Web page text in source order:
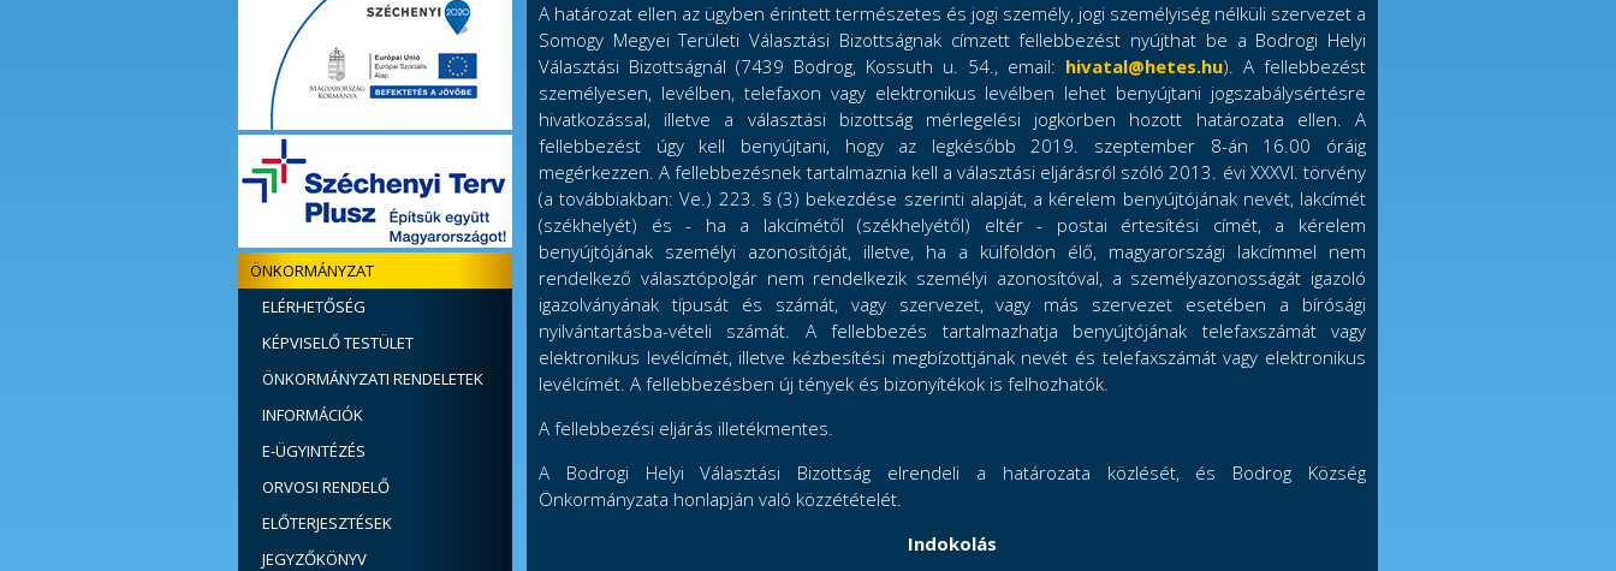
ÖNKORMÁNYZAT
ELÉRHETŐSÉG
KÉPVISELŐ TESTÜLET
ÖNKORMÁNYZATI RENDELETEK
INFORMÁCIÓK
E-ÜGYINTÉZÉS
ORVOSI RENDELŐ
ELŐTERJESZTÉSEK
JEGYZŐKÖNYV
A határozat ellen az ügyben érintett természetes és jogi személy, jogi személyiség nélküli szervezet a
Somogy Megyei Területi Választási Bizottságnak címzett fellebbezést nyújthat be a Bodrogi Helyi
Választási Bizottságnál (7439 Bodrog, Kossuth u. 54., email: hivatal@hetes.hu). A fellebbezést
személyesen, levélben, telefaxon vagy elektronikus levélben lehet benyújtani jogszabálysértésre
hivatkozással, illetve a választási bizottság mérlegelési jogkörben hozott határozata ellen. A
fellebbezést úgy kell benyújtani, hogy az legkésőbb 2019. szeptember 8-án 16.00 óráig
megérkezzen. A fellebbezésnek tartalmaznia kell a választási eljárásról szóló 2013. évi XXXVI. törvény
(a továbbiakban: Ve.) 223. § (3) bekezdése szerinti alapját, a kérelem benyújtójának nevét, lakcímét
(székhelyét) és - ha a lakcímétől (székhelyétől) eltér - postai értesítési címét, a kérelem
benyújtójának személyi azonosítóját, illetve, ha a külföldön élő, magyarországi lakcímmel nem
rendelkező választópolgár nem rendelkezik személyi azonosítóval, a személyazonosságát igazoló
igazolványának típusát és számát, vagy szervezet, vagy más szervezet esetében a bírósági
nyilvántartásba-vételi számát. A fellebbezés tartalmazhatja benyújtójának telefaxszámát vagy
elektronikus levélcímét, illetve kézbesítési megbízottjának nevét és telefaxszámát vagy elektronikus
levélcímét. A fellebbezésben új tények és bizonyítékok is felhozhatók.
A fellebbezési eljárás illetékmentes.
A Bodrogi Helyi Választási Bizottság elrendeli a határozata közlését, és Bodrog Község
Önkormányzata honlapján való közzétételét.
Indokolás